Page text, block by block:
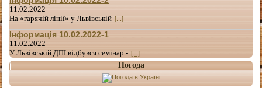
11.02.2022
На «гарячій лінії» у Львівській [...]
Інформація 10.02.2022-1
11.02.2022
У Львівській ДПІ відбувся семінар - [...]
Погода